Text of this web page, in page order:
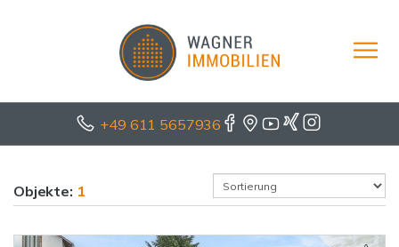
+49 611 5657936
Objekte: 1